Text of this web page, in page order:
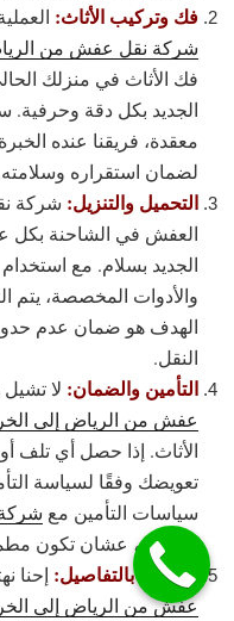
فك وتركيب الأثاث:
شركة نقل عفش من
فك الأثاث في منزلك
الجديد بكل دقة وحرفية.
معقدة، فريقنا عنده
لضمان استقراره
التحميل والتنزيل: شركة
العفش في الشاحنة بكل
الجديد بسلام. مع
والأدوات المخصصة، يتم
الهدف هو ضمان عدم
النقل.
التأمين والضمان: لا
عفش من الرياض إلى
الأثاث. إذا حصل أي تلف أو
تعويضك وفقًا لسياسة
سياسات التأمين مع
بالعملية، عشان تكون
الاهتمام بالتفاصيل: إحنا
عفش من الرياض إلى